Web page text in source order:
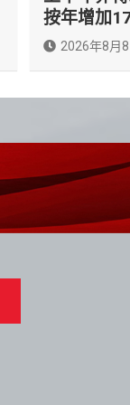
按年增加
2026年8月8